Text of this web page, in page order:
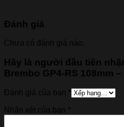
Đánh giá
Chưa có đánh giá nào.
Hãy là người đầu tiên
Brembo GP4-RS 108mm
Đánh giá của bạn *
Nhận xét của bạn *